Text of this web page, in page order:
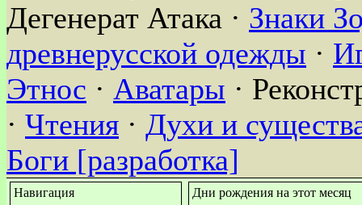
Дегенерат Атака · Знаки
древнерусской одежды ·
Этнос · Аватары ·
· Чтения · Духи и
Боги [разработка]
Навигация
Дни рождения на этот месяц